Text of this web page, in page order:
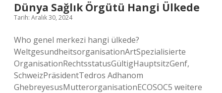
Dünya Sağlık Örgütü Hangi Ülkede
Tarih: Aralık 30, 2024
Who genel merkezi hangi ülkede?
WeltgesundheitsorganisationArtSpezialisierte
OrganisationRechtsstatusGültigHauptsitzGenf,
SchweizPräsidentTedros Adhanom
GhebreyesusMutterorganisationECOSOC5 weitere